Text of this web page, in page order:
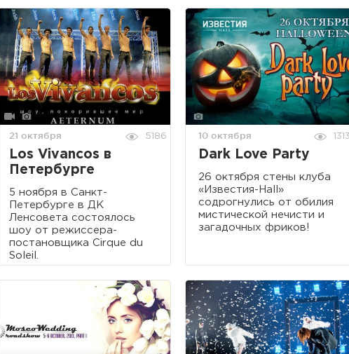
21 октября 5186
Los Vivancos в
Петербурге
5 ноября в Санкт-
Петербурге в ДК
Ленсовета состоялось
шоу от режиссера-
постановщика Cirque du
Soleil.
10 октября
Dark Love Party
26 октября стены клуба
«Известия-Hall»
содрогнулись от обилия
мистической нечисти и
загадочных фриков!